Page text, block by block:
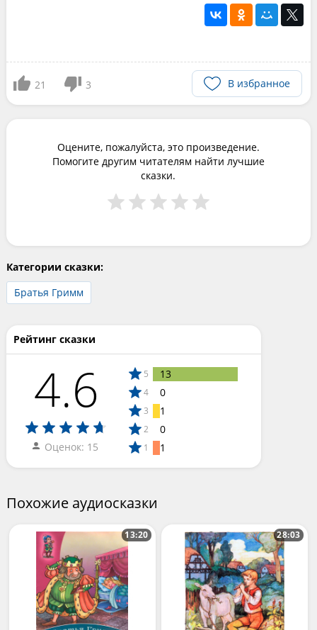
21 3 В избранное
Оцените, пожалуйста, это произведение.
Помогите другим читателям найти лучшие
сказки.
Категории сказки:
Братья Гримм
Рейтинг сказки
4.6
Оценок: 15
5 13
4 0
3 1
2 0
1 1
Похожие аудиосказки
13:20 28:03